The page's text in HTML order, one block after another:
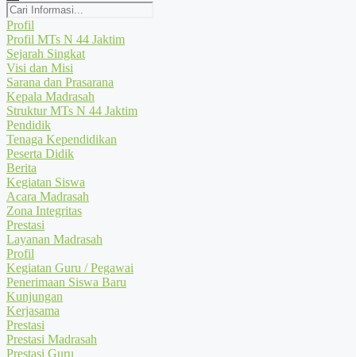
Cari
Informasi...
Profil
Profil MTs N 44 Jaktim
Sejarah Singkat
Visi dan Misi
Sarana dan Prasarana
Kepala Madrasah
Struktur MTs N 44 Jaktim
Pendidik
Tenaga Kependidikan
Peserta Didik
Berita
Kegiatan Siswa
Acara Madrasah
Zona Integritas
Prestasi
Layanan Madrasah
Profil
Kegiatan Guru / Pegawai
Penerimaan Siswa Baru
Kunjungan
Kerjasama
Prestasi
Prestasi Madrasah
Prestasi Guru